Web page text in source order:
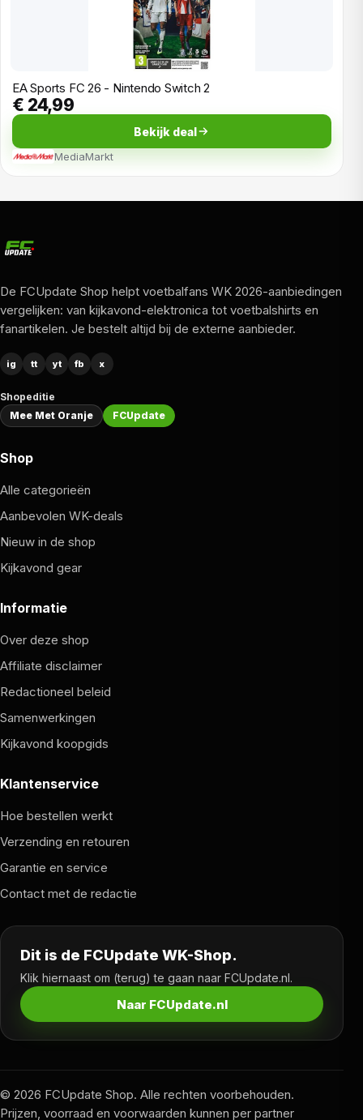
EA Sports FC 26 - Nintendo Switch 2
€ 24,99
Bekijk deal
MediaMarkt
De FCUpdate Shop helpt voetbalfans WK 2026-aanbiedingen
vergelijken: van kijkavond-elektronica tot voetbalshirts en
fanartikelen. Je bestelt altijd bij de externe aanbieder.
ig tt yt fb x
Shopeditie
Mee Met Oranje
FCUpdate
Shop
Alle categorieën
Aanbevolen WK-deals
Nieuw in de shop
Kijkavond gear
Informatie
Over deze shop
Affiliate disclaimer
Redactioneel beleid
Samenwerkingen
Kijkavond koopgids
Klantenservice
Hoe bestellen werkt
Verzending en retouren
Garantie en service
Contact met de redactie
Dit is de FCUpdate WK-Shop.
Klik hiernaast om (terug) te gaan naar FCUpdate.nl.
Naar FCUpdate.nl
© 2026 FCUpdate Shop. Alle rechten voorbehouden.
Prijzen, voorraad en voorwaarden kunnen per partner